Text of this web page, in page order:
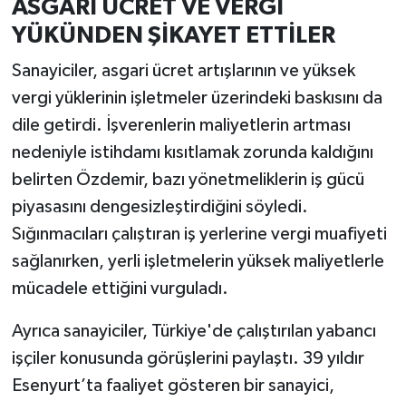
ASGARİ ÜCRET VE VERGİ
YÜKÜNDEN ŞİKAYET ETTİLER
Sanayiciler, asgari ücret artışlarının ve yüksek
vergi yüklerinin işletmeler üzerindeki baskısını da
dile getirdi. İşverenlerin maliyetlerin artması
nedeniyle istihdamı kısıtlamak zorunda kaldığını
belirten Özdemir, bazı yönetmeliklerin iş gücü
piyasasını dengesizleştirdiğini söyledi.
Sığınmacıları çalıştıran iş yerlerine vergi muafiyeti
sağlanırken, yerli işletmelerin yüksek maliyetlerle
mücadele ettiğini vurguladı.
Ayrıca sanayiciler, Türkiye'de çalıştırılan yabancı
işçiler konusunda görüşlerini paylaştı. 39 yıldır
Esenyurt’ta faaliyet gösteren bir sanayici,